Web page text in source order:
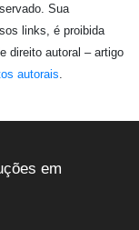
Sua
links, é proibida
direito autoral – artigo
autorais
em